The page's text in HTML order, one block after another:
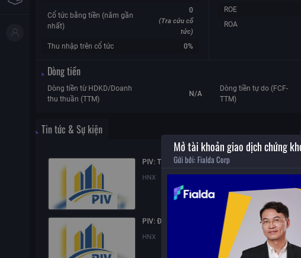
Cổ tức bằng tiền (năm gần
nhất)
0
(Tra cứu cổ
tức)
Thu nhập trên cổ tức 0%
ROE
ROA
Dòng tiền
Dòng tiền từ HDKD/Doanh
thu thuần (TTM)
N/A
Dòng tiền tự do (FCF-
TTM)
Tin tức & Sự kiện
PIV: Thay đổi nhân sự
HNX
PIV: Đơn xin từ nhiệm của Người nội bộ
HNX 09:37
Mở tài khoản giao dịch chứng
Gửi bởi: Fialda Corp